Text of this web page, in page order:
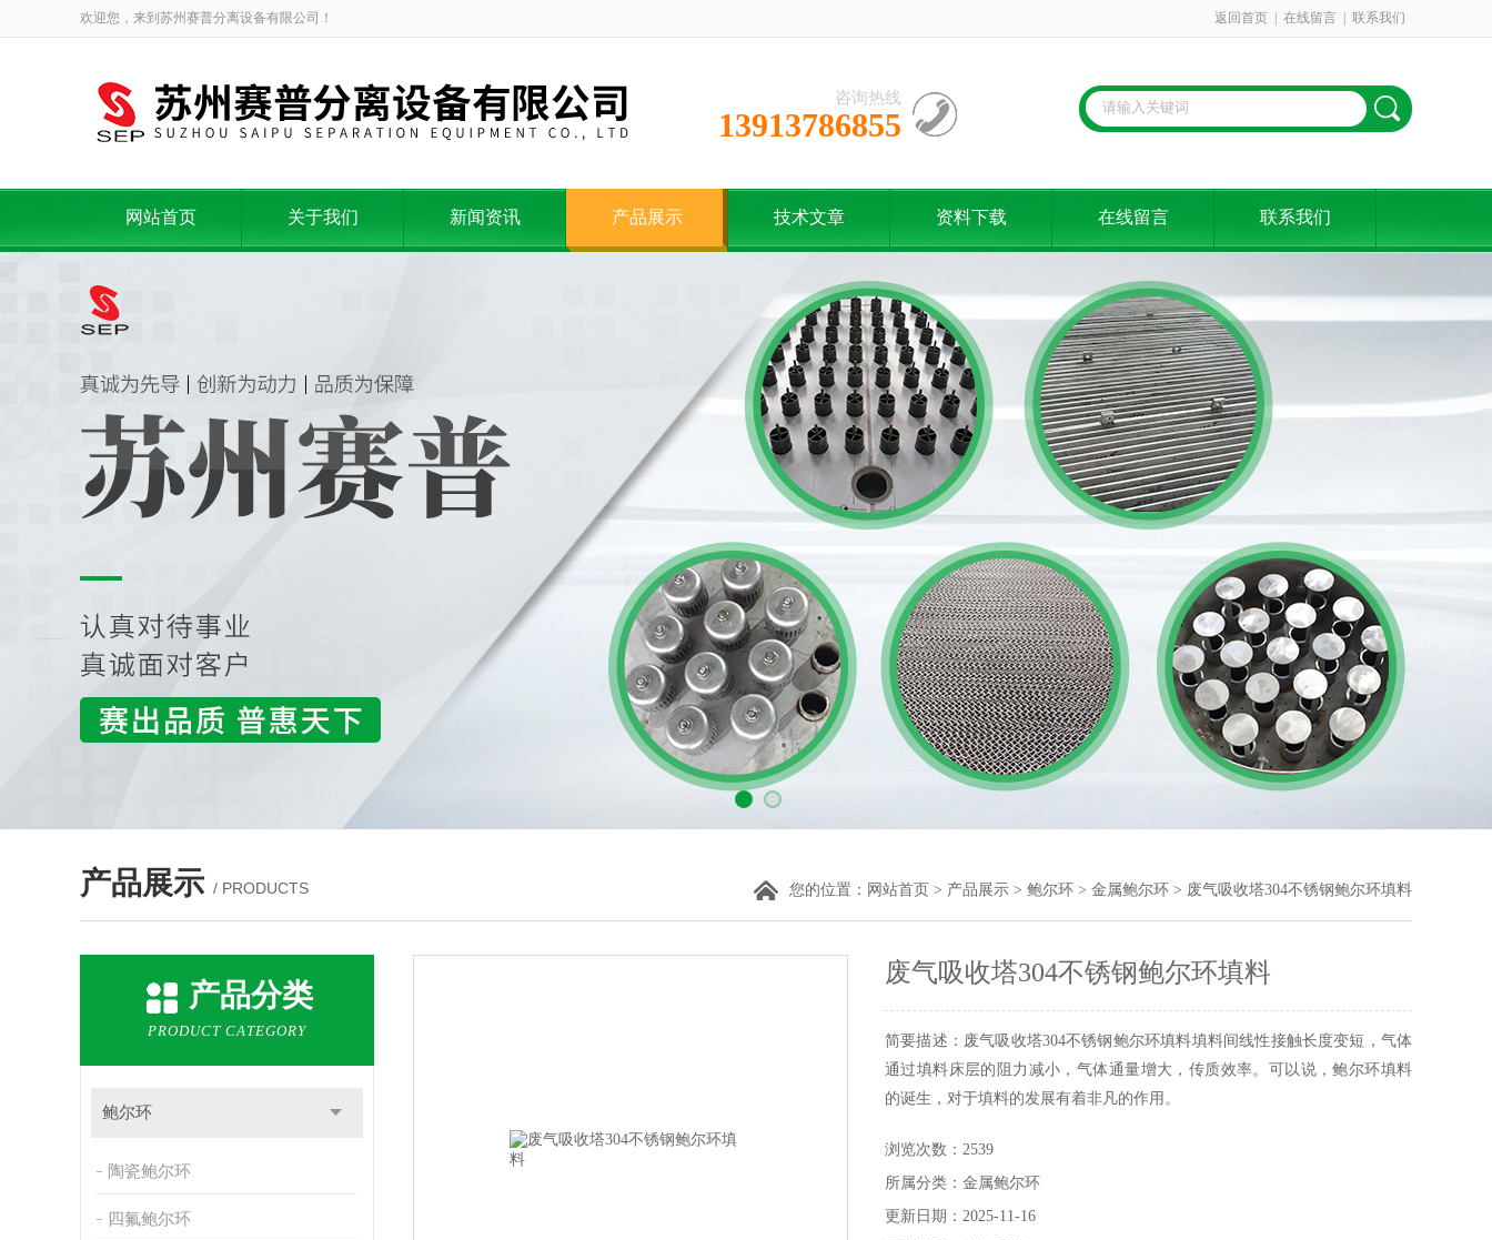
欢迎您，来到苏州赛普分离设备有限公司！ 返回首页 在线留言 联系我们
咨询热线
13913786855
网站首页 关于我们 新闻资讯 产品展示 技术文章 资料下载 在线留言 联系我们
产品展示 / PRODUCTS 您的位置： 网站首页 > 产品展示 > 鲍尔环 > 金属鲍尔环 > 废气吸收塔304不锈钢鲍尔环填料
产品分类
PRODUCT CATEGORY
鲍尔环
陶瓷鲍尔环
四氟鲍尔环
废气吸收塔304不锈钢鲍尔环填料
简要描述：废气吸收塔304不锈钢鲍尔环填料填料间线性接触长度变短，气体
通过填料床层的阻力减小，气体通量增大，传质效率。可以说，鲍尔环填料
的诞生，对于填料的发展有着非凡的作用。
浏览次数：2539
所属分类：金属鲍尔环
更新日期：2025-11-16